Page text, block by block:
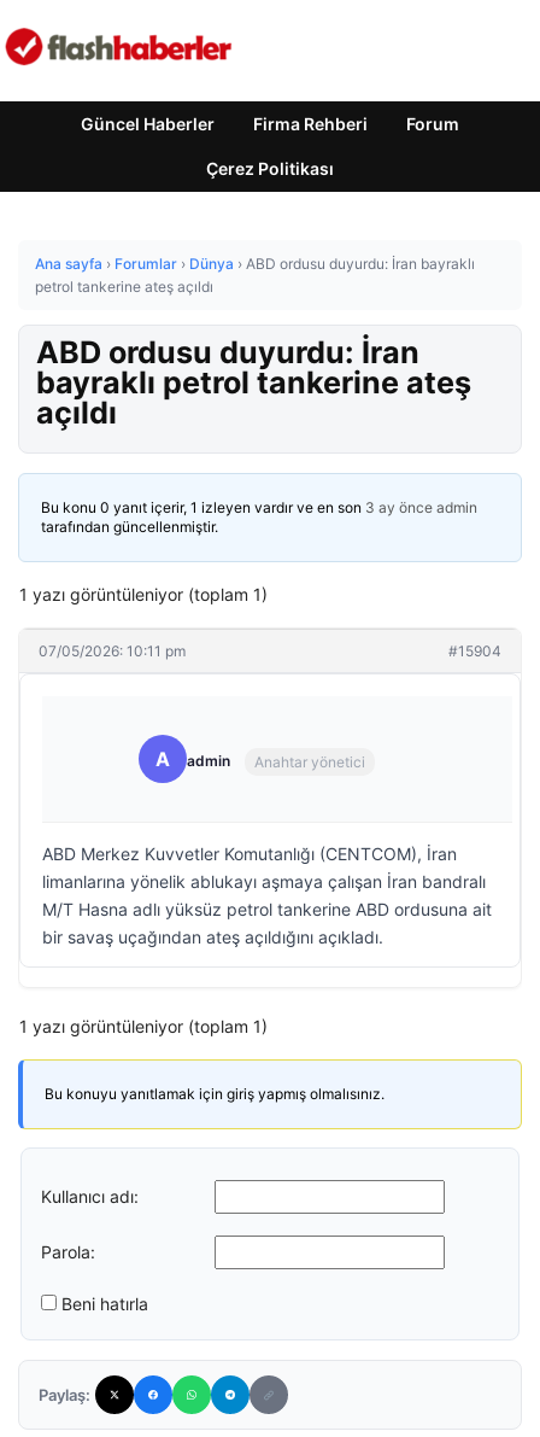
Güncel Haberler Firma Rehberi Forum
Çerez Politikası
Ana sayfa › Forumlar › Dünya › ABD ordusu duyurdu: İran bayraklı
petrol tankerine ateş açıldı
ABD ordusu duyurdu: İran
bayraklı petrol tankerine ateş
açıldı
Bu konu 0 yanıt içerir, 1 izleyen vardır ve en son 3 ay önce admin
tarafından güncellenmiştir.
1 yazı görüntüleniyor (toplam 1)
07/05/2026: 10:11 pm #15904
A admin Anahtar yönetici
ABD Merkez Kuvvetler Komutanlığı (CENTCOM), İran
limanlarına yönelik ablukayı aşmaya çalışan İran bandralı
M/T Hasna adlı yüksüz petrol tankerine ABD ordusuna ait
bir savaş uçağından ateş açıldığını açıkladı.
1 yazı görüntüleniyor (toplam 1)
Bu konuyu yanıtlamak için giriş yapmış olmalısınız.
Kullanıcı adı:
Parola:
Beni hatırla
Paylaş: